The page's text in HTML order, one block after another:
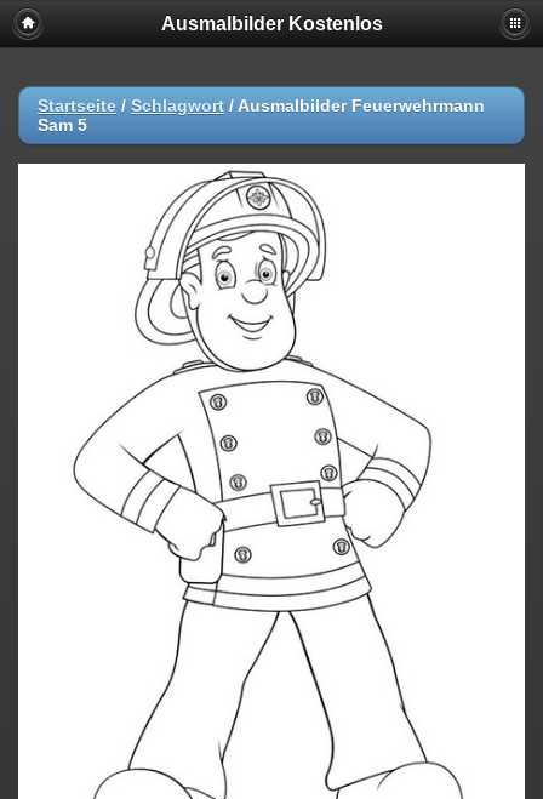
Ausmalbilder Kostenlos
Startseite / Schlagwort / Ausmalbilder Feuerwehrmann
Sam 5